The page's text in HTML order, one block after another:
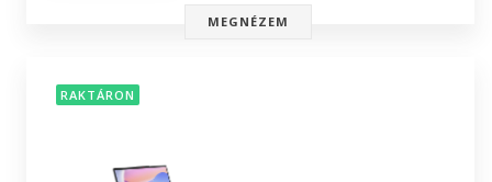
MEGNÉZEM
RAKTÁRON